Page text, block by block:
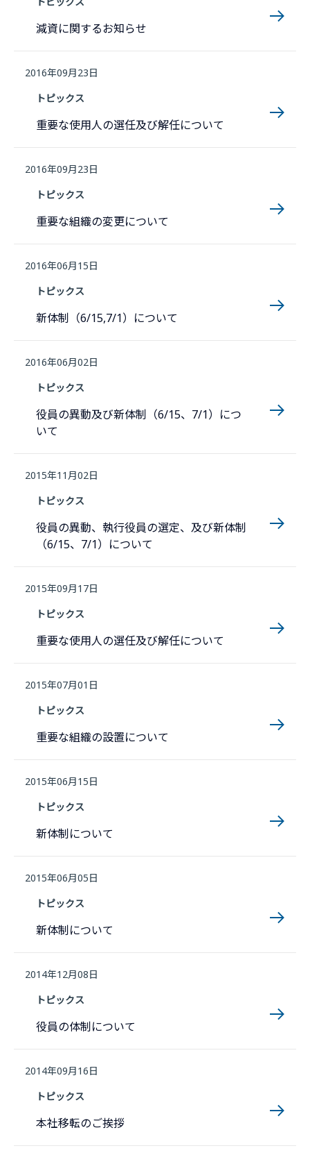
減資に関するお知らせ
2016年09月23日
トピックス
重要な使用人の選任及び解任について
2016年09月23日
トピックス
重要な組織の変更について
2016年06月15日
トピックス
新体制（6/15,7/1）について
2016年06月02日
トピックス
役員の異動及び新体制（6/15、7/1）につ
いて
2015年11月02日
トピックス
役員の異動、執行役員の選定、及び新体制
（6/15、7/1）について
2015年09月17日
トピックス
重要な使用人の選任及び解任について
2015年07月01日
トピックス
重要な組織の設置について
2015年06月15日
トピックス
新体制について
2015年06月05日
トピックス
新体制について
2014年12月08日
トピックス
役員の体制について
2014年09月16日
トピックス
本社移転のご挨拶